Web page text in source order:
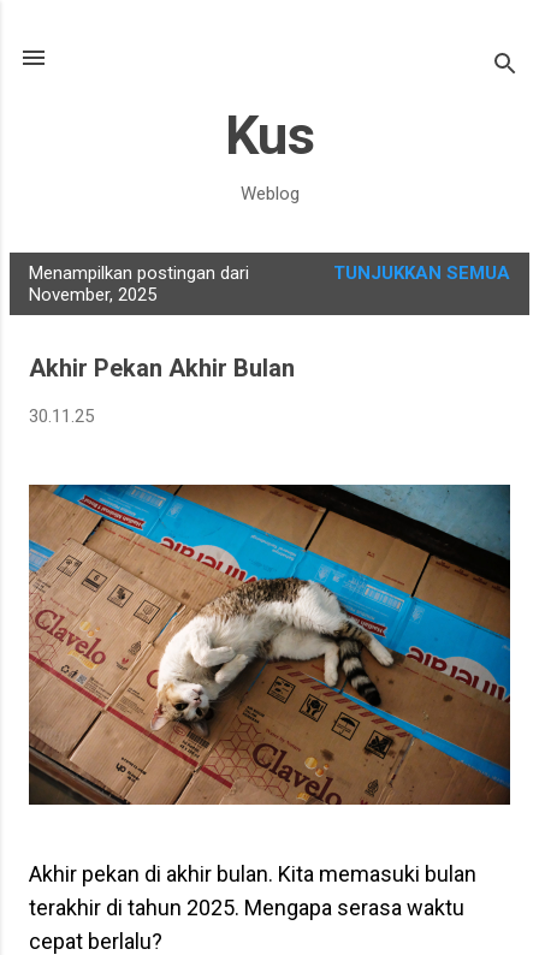
Kus
Weblog
o
Menampilkan postingan dari
November, 2025
TUNJUKKAN SEMUA
Akhir Pekan Akhir Bulan
30.11.25
Akhir pekan di akhir bulan. Kita memasuki bulan
terakhir di tahun 2025. Mengapa serasa waktu
cepat berlalu?